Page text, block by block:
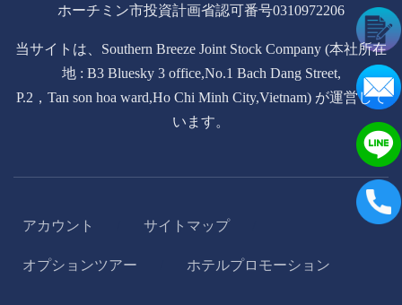
ホーチミン市投資計画省認可番号0310972206
当サイトは、Southern Breeze Joint Stock Company (本社所在
地 : B3 Bluesky 3 office,No.1 Bach Dang Street,
P.2，Tan son hoa ward,Ho Chi Minh City,Vietnam) が運営して
います。
アカウント サイトマップ
オプションツアー ホテルプロモーション